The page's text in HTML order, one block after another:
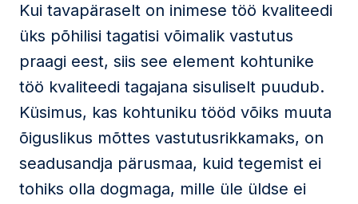
Kui tavapäraselt on inimese töö kvaliteedi
üks põhilisi tagatisi võimalik vastutus
praagi eest, siis see element kohtunike
töö kvaliteedi tagajana sisuliselt puudub.
Küsimus, kas kohtuniku tööd võiks muuta
õiguslikus mõttes vastutusrikkamaks, on
seadusandja pärusmaa, kuid tegemist ei
tohiks olla dogmaga, mille üle üldse ei